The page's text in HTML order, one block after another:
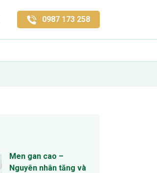
0987 173 258
Men gan cao –
Nguyên nhân tăng và